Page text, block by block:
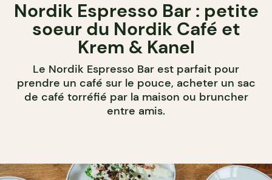
Nordik Espresso Bar : petite
soeur du Nordik Café et
Krem & Kanel
Le Nordik Espresso Bar est parfait pour
prendre un café sur le pouce, acheter un sac
de café torréfié par la maison ou bruncher
entre amis.